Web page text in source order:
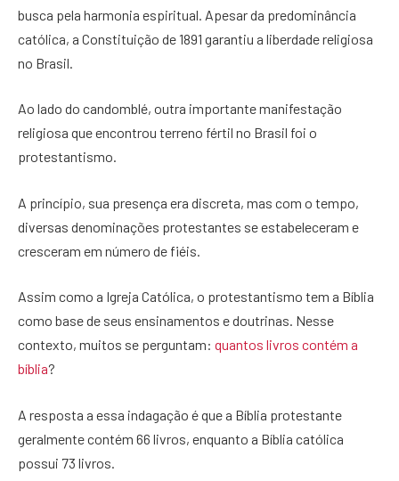
busca pela harmonia espiritual. Apesar da predominância
católica, a Constituição de 1891 garantiu a liberdade religiosa
no Brasil.
Ao lado do candomblé, outra importante manifestação
religiosa que encontrou terreno fértil no Brasil foi o
protestantismo.
A princípio, sua presença era discreta, mas com o tempo,
diversas denominações protestantes se estabeleceram e
cresceram em número de fiéis.
Assim como a Igreja Católica, o protestantismo tem a Bíblia
como base de seus ensinamentos e doutrinas. Nesse
contexto, muitos se perguntam: quantos livros contém a
bíblia?
A resposta a essa indagação é que a Bíblia protestante
geralmente contém 66 livros, enquanto a Bíblia católica
possui 73 livros.